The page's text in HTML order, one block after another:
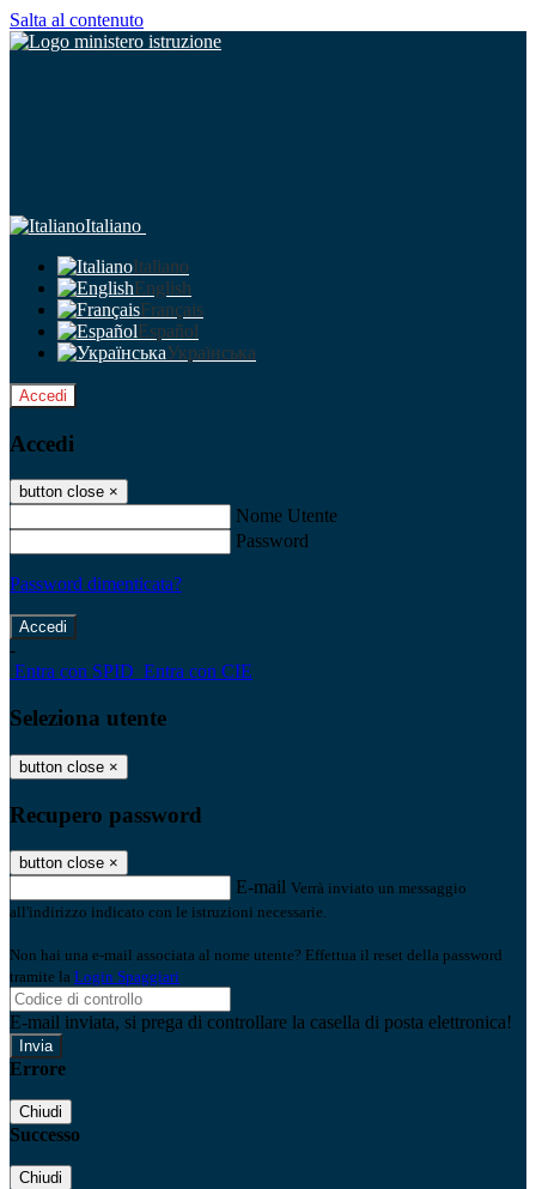
Salta al contenuto
Italiano
Italiano
English
Français
Español
Українська
Accedi
Accedi
button close ×
Nome Utente
Password
Password dimenticata?
-
Entra con SPID Entra con CIE
Seleziona utente
button close ×
Recupero password
button close ×
E-mail Verrà inviato un messaggio
all'indirizzo indicato con le istruzioni necessarie.
Non hai una e-mail associata al nome utente? Effettua il reset della password
tramite la Login Spaggiari
E-mail inviata, si prega di controllare la casella di posta elettronica!
Errore
Chiudi
Successo
Chiudi